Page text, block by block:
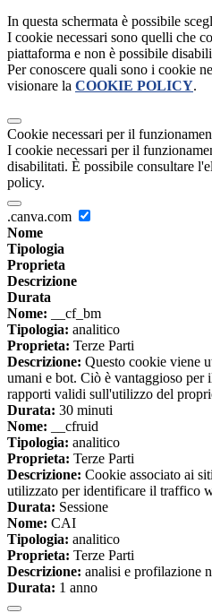
In questa schermata è possibile
I cookie necessari sono quelli che
piattaforma e non è possibile
Per conoscere quali sono i cookie
visionare la COOKIE POLICY.
Cookie necessari per il
I cookie necessari per il
disabilitati. È possibile consultare
policy.
.canva.com
Nome
Tipologia
Proprieta
Descrizione
Durata
Nome: __cf_bm
Tipologia: analitico
Proprieta: Terze Parti
Descrizione: Questo cookie viene
umani e bot. Ciò è vantaggioso per
rapporti validi sull'utilizzo del
Durata: 30 minuti
Nome: __cfruid
Tipologia: analitico
Proprieta: Terze Parti
Descrizione: Cookie associato ai
utilizzato per identificare il traffico
Durata: Sessione
Nome: CAI
Tipologia: analitico
Proprieta: Terze Parti
Descrizione: analisi e profilazione
Durata: 1 anno